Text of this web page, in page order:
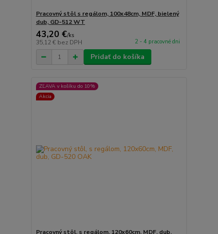
Pracovný stôl s regálom, 100x48cm, MDF, bielený
dub, GD-512 WT
43,20 €/ks
35,12 € bez DPH 2 - 4 pracovné dni
Pridať do košíka
ZĽAVA v košíku do 10%
Akcia
Pracovný stôl, s regálom, 120x60cm, MDF, dub,